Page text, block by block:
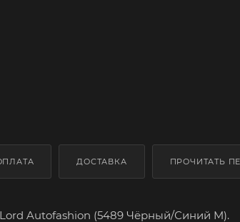
ДОСТАВКА ПРОЧИТАТЬ
Autofashion (5489 Чёрный/Синий M).